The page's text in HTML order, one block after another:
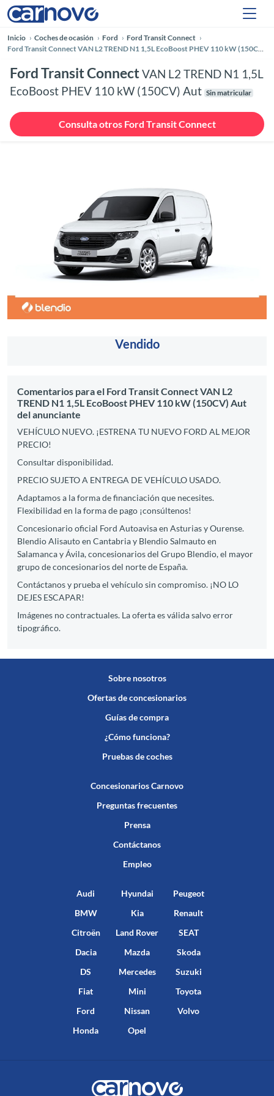
Inicio Coches de ocasión Ford
Ford Transit Connect
Ford Transit Connect VAN L2 TREND N1 1,5L EcoBoost PHEV 110 kW (150CV) Aut
Ford Transit ConnectVAN L2 TREND N1 1,5L
EcoBoost PHEV 110 kW (150CV) Aut Sin matricular
Consulta otros Ford Transit Connect
Anterior
Vendido
Comentarios para el Ford Transit Connect VAN L2
TREND N1 1,5L EcoBoost PHEV 110 kW (150CV) Aut
del anunciante
VEHÍCULO NUEVO. ¡ESTRENA TU NUEVO FORD AL MEJOR
PRECIO!
Consultar disponibilidad.
PRECIO SUJETO A ENTREGA DE VEHÍCULO USADO.
Adaptamos a la forma de financiación que necesites.
Flexibilidad en la forma de pago ¡consúltenos!
Concesionario oficial Ford Autoavisa en Asturias y Ourense.
Blendio Alisauto en Cantabria y Blendio Salmauto en
Salamanca y Ávila, concesionarios del Grupo Blendio, el mayor
grupo de concesionarios del norte de España.
Contáctanos y prueba el vehículo sin compromiso. ¡NO LO
DEJES ESCAPAR!
Imágenes no contractuales. La oferta es válida salvo error
tipográfico.
Sobre nosotros
Ofertas de concesionarios
Guías de compra
¿Cómo funciona?
Pruebas de coches
Concesionarios Carnovo
Preguntas frecuentes
Prensa
Contáctanos
Empleo
Audi
BMW
Citroën
Dacia
DS
Fiat
Ford
Honda
Hyundai
Kia
Land Rover
Mazda
Mercedes
Mini
Nissan
Opel
Peugeot
Renault
SEAT
Skoda
Suzuki
Toyota
Volvo